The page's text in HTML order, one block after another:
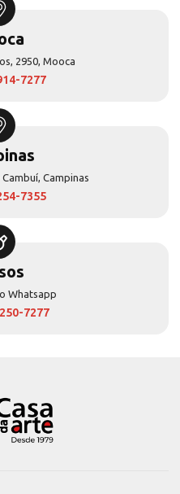
2950, Mooca
7277
Campinas
7355
Whatsapp
7277